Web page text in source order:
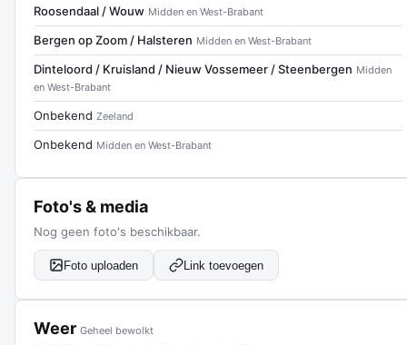
Roosendaal / Wouw Midden en West-Brabant
Bergen op Zoom / Halsteren Midden en West-Brabant
Dinteloord / Kruisland / Nieuw Vossemeer / Steenbergen Midden
en West-Brabant
Onbekend Zeeland
Onbekend Midden en West-Brabant
Foto's & media
Nog geen foto's beschikbaar.
Foto uploaden Link toevoegen
Weer Geheel bewolkt